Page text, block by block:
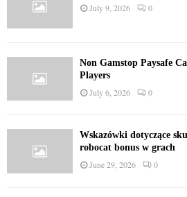
July 9, 2026 0
Non Gamstop Paysafe
Players
July 6, 2026 0
Wskazówki dotyczące
robocat bonus w grach
June 29, 2026 0